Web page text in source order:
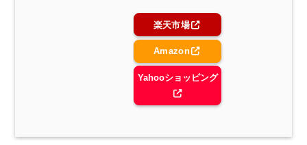
楽天市場
Amazon
Yahooショッピング